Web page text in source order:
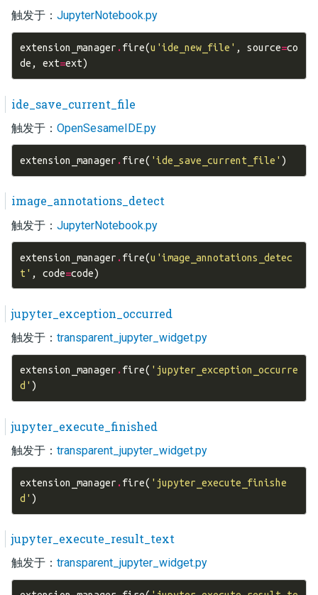
触发于： JupyterNotebook.py
extension_manager .fire(u 'ide_new_file' , source=co
de , ext=ext)
ide_save_current_file
触发于： OpenSesameIDE.py
extension_manager .fire( 'ide_save_current_file' )
image_annotations_detect
触发于： JupyterNotebook.py
extension_manager .fire(u 'image_annotations_detec
t' , code=code)
jupyter_exception_occurred
触发于： transparent_jupyter_widget.py
extension_manager .fire( 'jupyter_exception_occurre
d' )
jupyter_execute_finished
触发于： transparent_jupyter_widget.py
extension_manager .fire( 'jupyter_execute_finishe
d' )
jupyter_execute_result_text
触发于： transparent_jupyter_widget.py